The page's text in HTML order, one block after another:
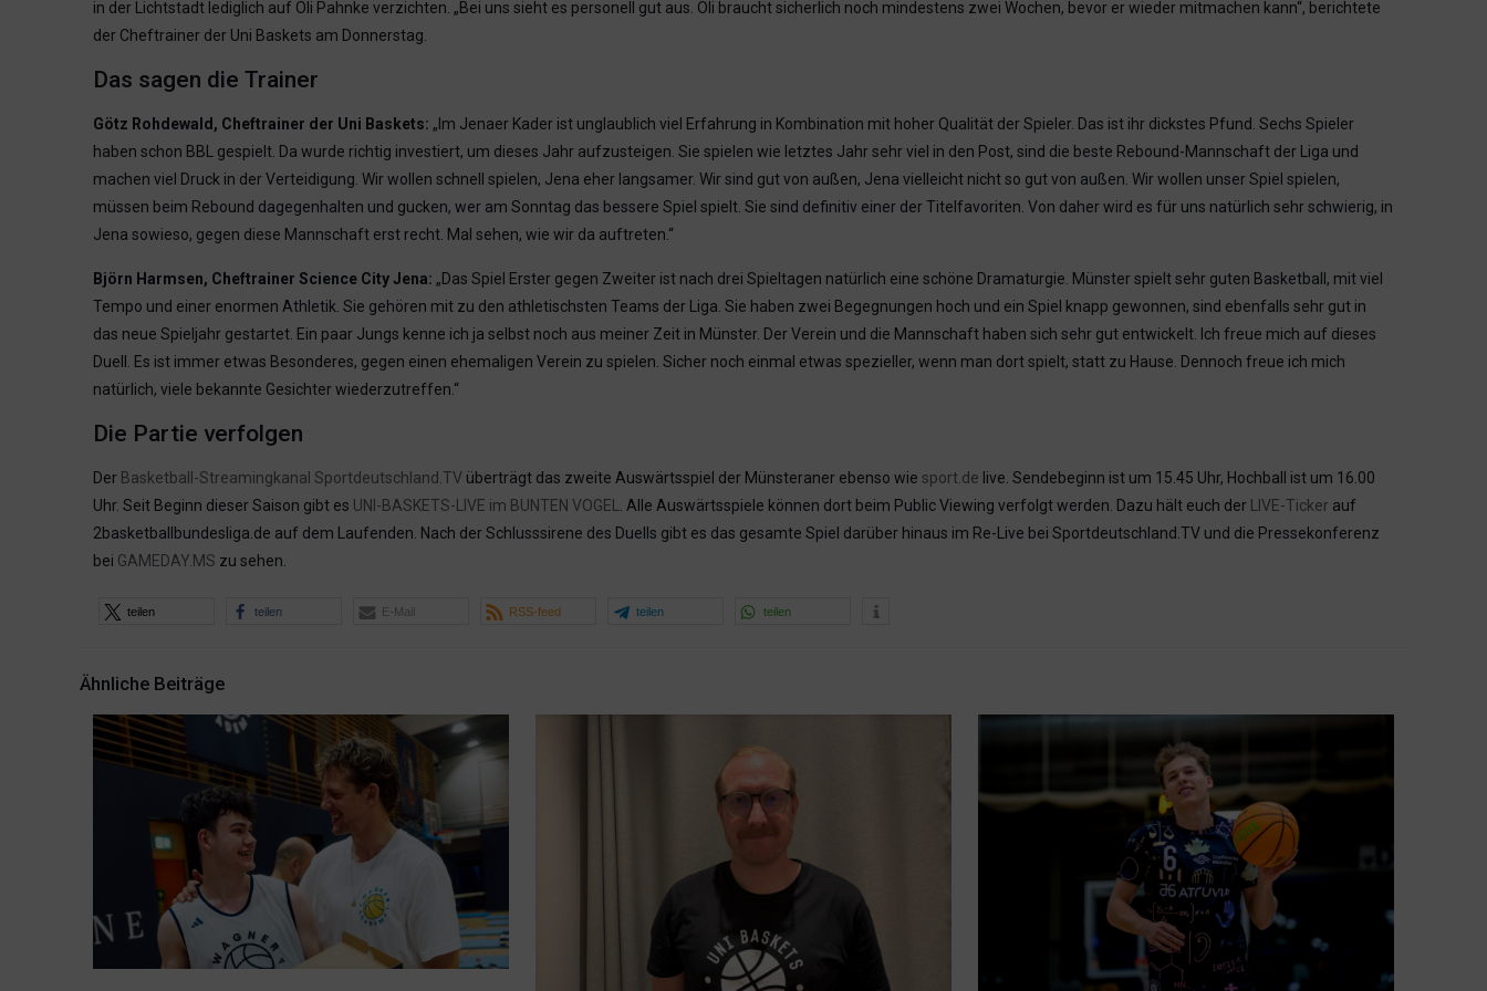
in der Lichtstadt lediglich auf Oli Pahnke verzichten. „Bei uns sieht es personell gut aus. Oli braucht sicherlich noch mindestens zwei Wochen, bevor er wieder mitmachen kann“, berichtete
der Cheftrainer der Uni Baskets am Donnerstag.
Das sagen die Trainer
Götz Rohdewald, Cheftrainer der Uni Baskets: „Im Jenaer Kader ist unglaublich viel Erfahrung in Kombination mit hoher Qualität der Spieler. Das ist ihr dickstes Pfund. Sechs Spieler
haben schon BBL gespielt. Da wurde richtig investiert, um dieses Jahr aufzusteigen. Sie spielen wie letztes Jahr sehr viel in den Post, sind die beste Rebound-Mannschaft der Liga und
machen viel Druck in der Verteidigung. Wir wollen schnell spielen, Jena eher langsamer. Wir sind gut von außen, Jena vielleicht nicht so gut von außen. Wir wollen unser Spiel spielen,
müssen beim Rebound dagegenhalten und gucken, wer am Sonntag das bessere Spiel spielt. Sie sind definitiv einer der Titelfavoriten. Von daher wird es für uns natürlich sehr schwierig, in
Jena sowieso, gegen diese Mannschaft erst recht. Mal sehen, wie wir da auftreten.“
Björn Harmsen, Cheftrainer Science City Jena: „Das Spiel Erster gegen Zweiter ist nach drei Spieltagen natürlich eine schöne Dramaturgie. Münster spielt sehr guten Basketball, mit viel
Tempo und einer enormen Athletik. Sie gehören mit zu den athletischsten Teams der Liga. Sie haben zwei Begegnungen hoch und ein Spiel knapp gewonnen, sind ebenfalls sehr gut in
das neue Spieljahr gestartet. Ein paar Jungs kenne ich ja selbst noch aus meiner Zeit in Münster. Der Verein und die Mannschaft haben sich sehr gut entwickelt. Ich freue mich auf dieses
Duell. Es ist immer etwas Besonderes, gegen einen ehemaligen Verein zu spielen. Sicher noch einmal etwas spezieller, wenn man dort spielt, statt zu Hause. Dennoch freue ich mich
natürlich, viele bekannte Gesichter wiederzutreffen.“
Die Partie verfolgen
Der Basketball-Streamingkanal Sportdeutschland.TV überträgt das zweite Auswärtsspiel der Münsteraner ebenso wie sport.de live. Sendebeginn ist um 15.45 Uhr, Hochball ist um 16.00
Uhr. Seit Beginn dieser Saison gibt es UNI-BASKETS-LIVE im BUNTEN VOGEL . Alle Auswärtsspiele können dort beim Public Viewing verfolgt werden. Dazu hält euch der LIVE-Ticker auf
2basketballbundesliga.de auf dem Laufenden. Nach der Schlusssirene des Duells gibt es das gesamte Spiel darüber hinaus im Re-Live bei Sportdeutschland.TV und die Pressekonferenz
bei GAMEDAY.MS zu sehen.
teilen teilen E-Mail RSS-feed teilen teilen
Ähnliche Beiträge